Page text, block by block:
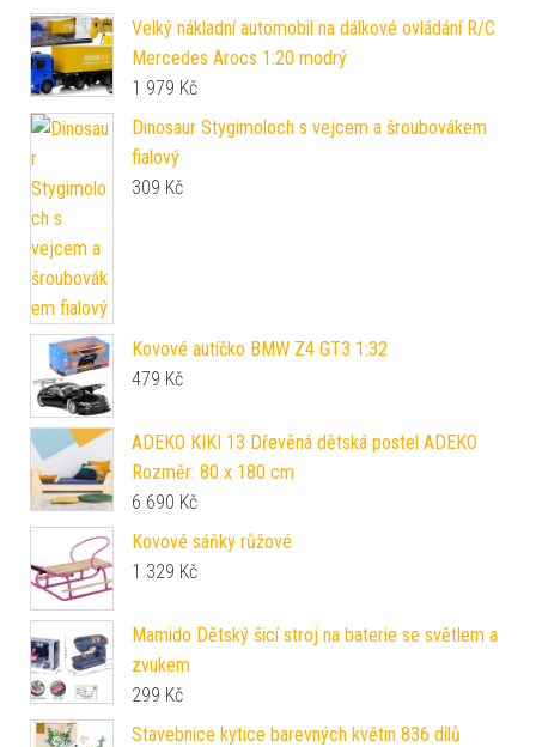
Velký nákladní automobil na dálkové ovládání R/C
Mercedes Arocs 1:20 modrý
1 979 Kč
Dinosaur Stygimoloch s vejcem a šroubovákem
fialový
309 Kč
Kovové autíčko BMW Z4 GT3 1:32
479 Kč
ADEKO KIKI 13 Dřevěná dětská postel ADEKO
Rozměr: 80 x 180 cm
6 690 Kč
Kovové sáňky růžové
1 329 Kč
Mamido Dětský šicí stroj na baterie se světlem a
zvukem
299 Kč
Stavebnice kytice barevných květin 836 dílů